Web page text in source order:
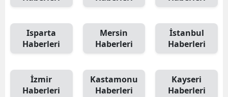
Isparta
Haberleri
Mersin
Haberleri
İstanbul
Haberleri
İzmir
Haberleri
Kastamonu
Haberleri
Kayseri
Haberleri